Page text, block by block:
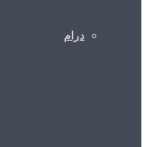
درام